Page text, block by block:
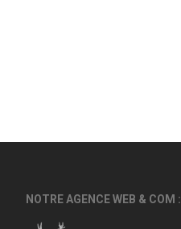
NOTRE AGENCE WEB & COM :